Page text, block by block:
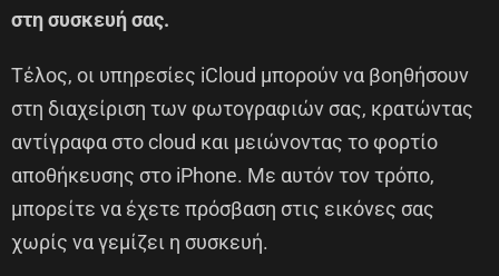
στη συσκευή σας.
Τέλος, οι υπηρεσίες iCloud μπορούν να βοηθήσουν
στη διαχείριση των φωτογραφιών σας, κρατώντας
αντίγραφα στο cloud και μειώνοντας το φορτίο
αποθήκευσης στο iPhone. Με αυτόν τον τρόπο,
μπορείτε να έχετε πρόσβαση στις εικόνες σας
χωρίς να γεμίζει η συσκευή.